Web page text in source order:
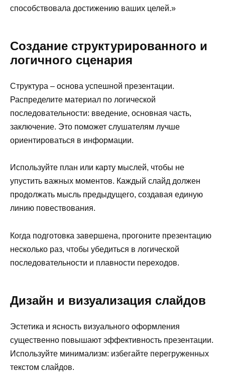
способствовала достижению ваших целей.»
Создание структурированного и
логичного сценария
Структура – основа успешной презентации.
Распределите материал по логической
последовательности: введение, основная часть,
заключение. Это поможет слушателям лучше
ориентироваться в информации.
Используйте план или карту мыслей, чтобы не
упустить важных моментов. Каждый слайд должен
продолжать мысль предыдущего, создавая единую
линию повествования.
Когда подготовка завершена, прогоните презентацию
несколько раз, чтобы убедиться в логической
последовательности и плавности переходов.
Дизайн и визуализация слайдов
Эстетика и ясность визуального оформления
существенно повышают эффективность презентации.
Используйте минимализм: избегайте перегруженных
текстом слайдов.